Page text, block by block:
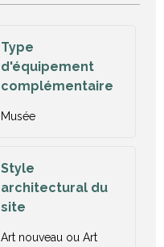
Type
d'équipement
complémentaire
Musée
Style
architectural du
site
Art nouveau ou Art